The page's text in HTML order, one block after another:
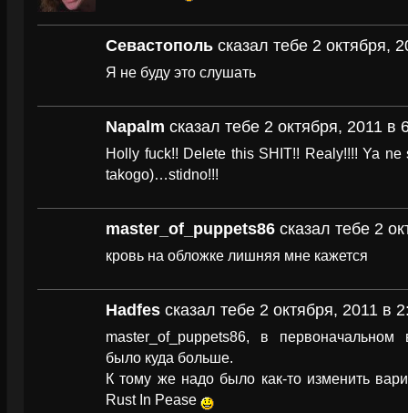
Севастополь сказал тебе 2 октября,
Я не буду это слушать
Napalm сказал тебе 2 октября, 2011 в
Holly fuck!! Delete this SHIT!! Realy!!!! Ya ne
takogo)…stidno!!!
master_of_puppets86 сказал тебе 2
кровь на обложке лишняя мне кажется
Hadfes сказал тебе 2 октября, 2011 в
master_of_puppets86, в
было куда больше.
К тому же надо было как-то изменить
Rust In Pease